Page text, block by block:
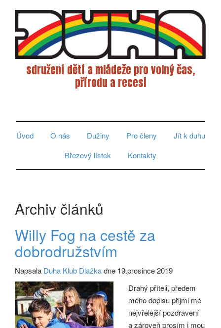
sdružení dětí a mládeže pro volný čas,
přírodu a recesi
Úvod
O nás Dužiny Pro členy
Jít k duhu
Březový lístek
Kontakty
Archiv článků
Willy Fog na cestě za
dobrodružstvím
Napsala Duha Klub Dlažkadne 19.prosince 2019
Drahý příteli, předem
mého dopisu přijmi mé
nejvřelejší pozdravení
a zároveň prosím i mou